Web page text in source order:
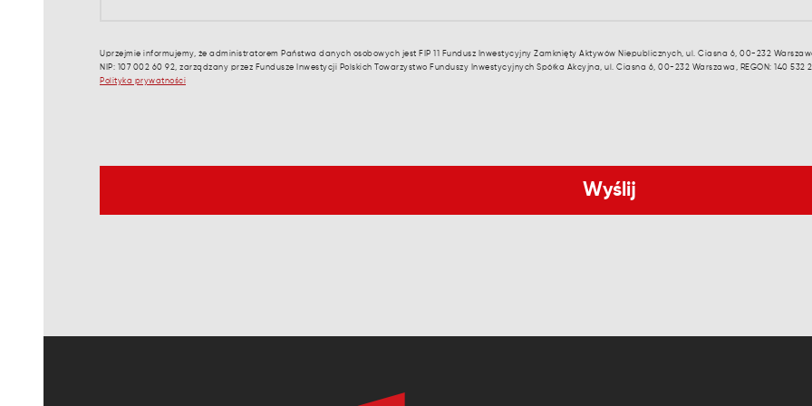
Uprzejmie informujemy, że administratorem Państwa danych osobowych jest FIP 11 Fundusz Inwestycyjny Zamknięty Aktywów Niepublicznych, ul. Ciasna 6, 00-232
NIP: 107 002 60 92, zarządzany przez Fundusze Inwestycji Polskich Towarzystwo Funduszy Inwestycyjnych Spółka Akcyjna, ul. Ciasna 6, 00-232 Warszawa, REGON: 140 532
Polityka prywatności